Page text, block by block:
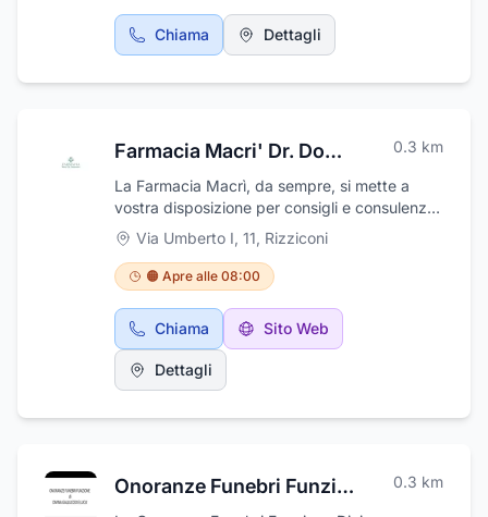
con l'ampia gamma di prodotti Herbalife
potrai raggiungere livelli di salute, forma fisica
Concediti il ??progresso quotidiano e rimarrai
Chiama Dettagli
Farmacia Macri' Dr. Domenico 0.3 km
La Farmacia Macrì, da sempre, si mette a
vostra disposizione per consigli e consulenze
nell'ambito della vendita di farmaci e di
strumenti medici. Offre una vasta gamma di
articoli che assicurino il benessere alla
persona, come medicinali, articoli per neonati,
apparecchi per aerosol e prodotti per l'igiene.
La Farmacia Macrì vi assiste al numero 11 di
viale Umberto I, nel centro di Rizziconi in
provincia di Reggio Calabria. Seguici su
Via Umberto I, 11, Rizziconi
🟠 Apre alle 08:00
Chiama Sito Web
Dettagli
Onoranze Funebri Funzione Divina Galluccio e Luca' 0.3 km